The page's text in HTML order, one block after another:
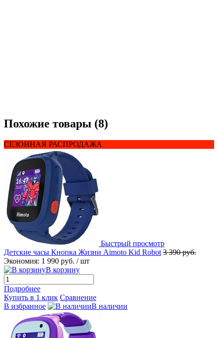
Похожие товары (8)
СЕЗОННАЯ РАСПРОДАЖА
Быстрый просмотр
Детские часы Кнопка Жизни Aimoto Kid Robot 3 390 руб.
Экономия: 1 990 руб. / шт
В корзину
Подробнее
Купить в 1 клик Сравнение
В избранное
В наличии